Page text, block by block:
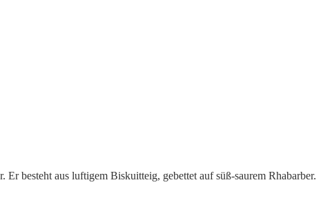
Er besteht aus luftigem Biskuitteig, gebettet auf süß-saurem Rhabarber.